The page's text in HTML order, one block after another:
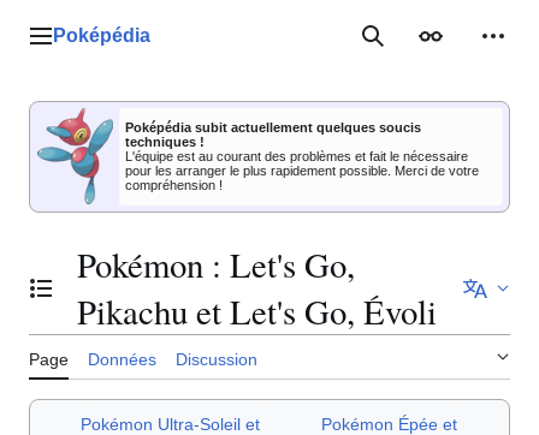
Menu principal
Poképédia RechercherApparence
Poképédia subit actuellement quelques soucis
techniques !
L'équipe est au courant des problèmes et fait le nécessaire
pour les arranger le plus rapidement possible. Merci de votre
compréhension !
Basculer la table des matières
Pokémon : Let's Go,
Pikachu et Let's Go, Évoli
Page Données Discussion
Pokémon Ultra-Soleil et
Pokémon Épée et